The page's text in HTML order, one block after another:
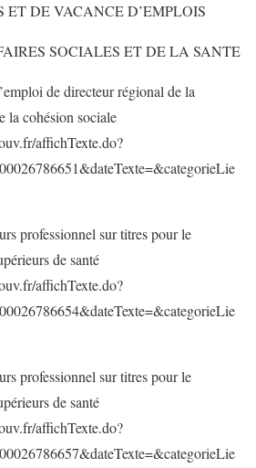
ET DE VACANCE D’EMPLOIS
SOCIALES ET DE LA SANTE
de directeur régional de la
la cohésion sociale
affichTexte.do?
professionnel sur titres pour le
de santé
affichTexte.do?
professionnel sur titres pour le
de santé
affichTexte.do?